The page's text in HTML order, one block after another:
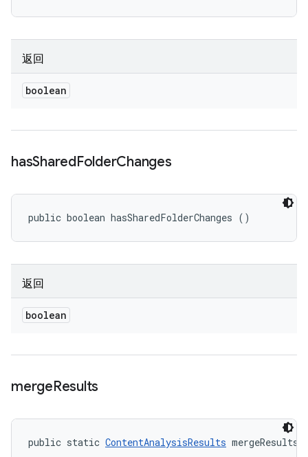
返回
boolean
hasSharedFolderChanges
public boolean hasSharedFolderChanges ()
返回
boolean
mergeResults
public static ContentAnalysisResults